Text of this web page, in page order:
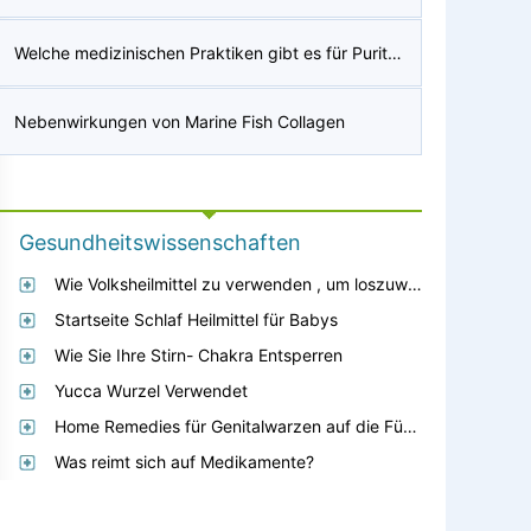
Welche medizinischen Praktiken gibt es für Puritaner?
Nebenwirkungen von Marine Fish Collagen
Gesundheitswissenschaften
Wie Volksheilmittel zu verwenden , um loszuwerden Kopfschmerzen
Startseite Schlaf Heilmittel für Babys
Wie Sie Ihre Stirn- Chakra Entsperren
Yucca Wurzel Verwendet
Home Remedies für Genitalwarzen auf die Füße
Was reimt sich auf Medikamente?